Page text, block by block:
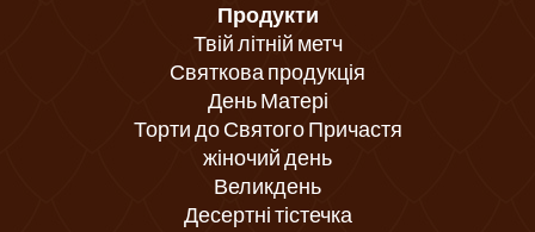
Продукти
Твій літній метч
Святкова продукція
День Матері
Торти до Святого Причастя
жіночий день
Великдень
Десертні тістечка